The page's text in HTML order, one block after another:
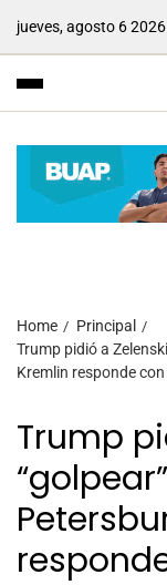
jueves, agosto 6 2026
Home
Principal
Trump pidió a
Kremlin responde
Trump